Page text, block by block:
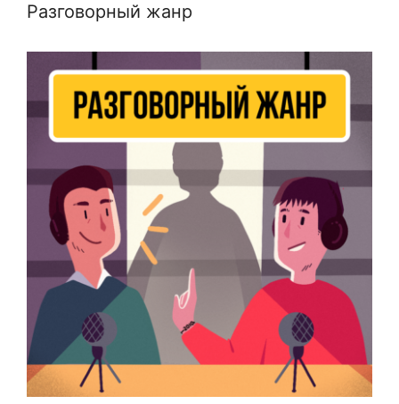
Разговорный жанр